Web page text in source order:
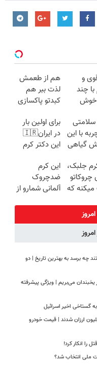
و
چند
خوش
هم از طعمش
لذت ببر هم
کبدتو پاکسازی
ویژه)
سلامتی
با این
گیاهی
برای اولین بار
در ایران🇮🇷
این دکتر کرم
روزه ساخت!
جلبک،
که
این کرم
ضدچروک
آلمانی شمارو از
(تخفیف تا
چه برسد به بهترین تاریخ | دو
یخبندان می‌بریم | ویژگی پیشرفته
گستاخی اخیر اسرائیل
، شاهین، تیگو ۷ و فونیکس تا ۱۰۰ میلیون ارزان شدند | قیمت خودرو
را انکار کرد!
ملی انتخاب شد؟